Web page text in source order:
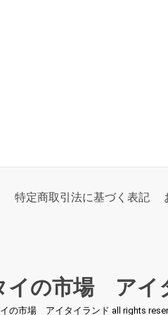
特定商取引法に基づく表記
イの市場 アイ
の市場 アイタイランド all rights